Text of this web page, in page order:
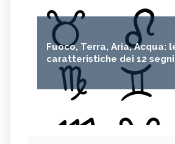
Fuoco, Terra, Aria, Acqua:
caratteristiche dei 12